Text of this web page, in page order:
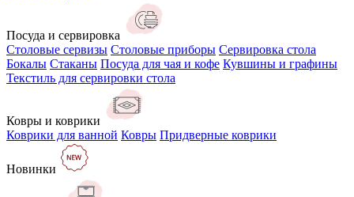
Посуда и сервировка
Столовые сервизы Столовые приборы Сервировка стола
Бокалы Стаканы Посуда для чая и кофе Кувшины и графины
Текстиль для сервировки стола
Ковры и коврики
Коврики для ванной Ковры Придверные коврики
Новинки